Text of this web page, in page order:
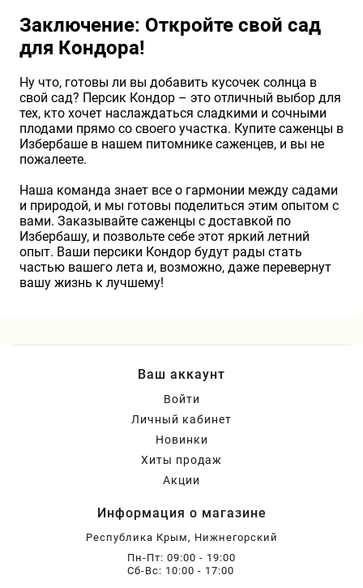
Заключение: Откройте свой сад
для Кондора!
Ну что, готовы ли вы добавить кусочек солнца в
свой сад? Персик Кондор – это отличный выбор для
тех, кто хочет наслаждаться сладкими и сочными
плодами прямо со своего участка. Купите саженцы в
Избербаше в нашем питомнике саженцев, и вы не
пожалеете.
Наша команда знает все о гармонии между садами
и природой, и мы готовы поделиться этим опытом с
вами. Заказывайте саженцы с доставкой по
Избербашу, и позвольте себе этот яркий летний
опыт. Ваши персики Кондор будут рады стать
частью вашего лета и, возможно, даже перевернут
вашу жизнь к лучшему!
Ваш аккаунт
Войти
Личный кабинет
Новинки
Хиты продаж
Акции
Информация о магазине
Республика Крым, Нижнегорский
Пн-Пт: 09:00 - 19:00
Сб-Вс: 10:00 - 17:00